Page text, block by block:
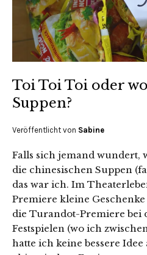
Toi Toi Toi oder
Suppen?
Veröffentlicht von Sabine
Falls sich jemand
die chinesischen Suppen
das war ich. Im
Premiere kleine
die Turandot-Premiere bei
Festspielen (wo ich
hatte ich keine bessere